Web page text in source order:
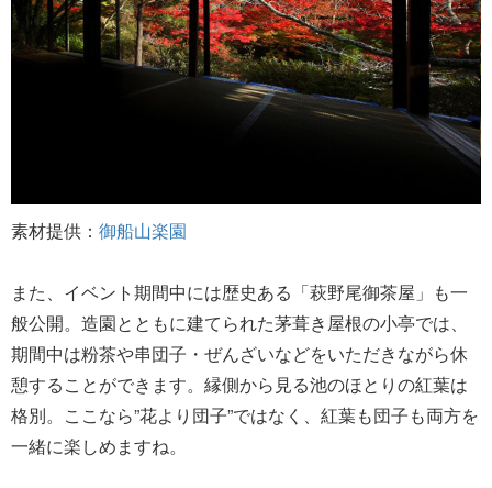
素材提供： 御船山楽園
また、イベント期間中には歴史ある「萩野尾御茶屋」も一
般公開。造園とともに建てられた茅葺き屋根の小亭では、
期間中は粉茶や串団子・ぜんざいなどをいただきながら休
憩することができます。縁側から見る池のほとりの紅葉は
格別。ここなら”花より団子”ではなく、紅葉も団子も両方を
一緒に楽しめますね。